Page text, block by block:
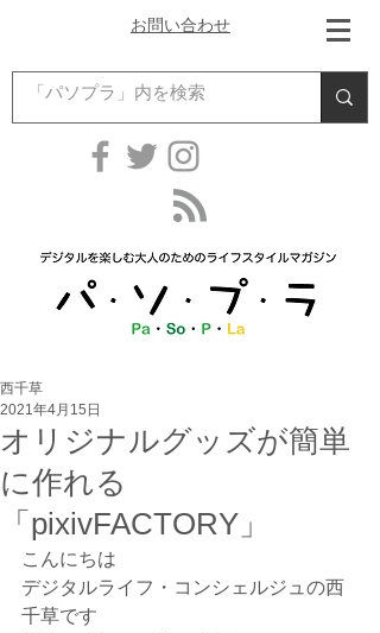
お問い合わせ
オリジナルグッズが簡単
に作れる
「pixivFACTORY」
西千草
2021年4月15日
こんにちは
デジタルライフ・コンシェルジュの西
千草です